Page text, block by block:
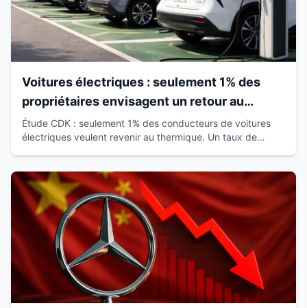
Voitures électriques : seulement 1% des
propriétaires envisagent un retour au
thermique
Étude CDK : seulement 1% des conducteurs de voitures
électriques veulent revenir au thermique. Un taux de